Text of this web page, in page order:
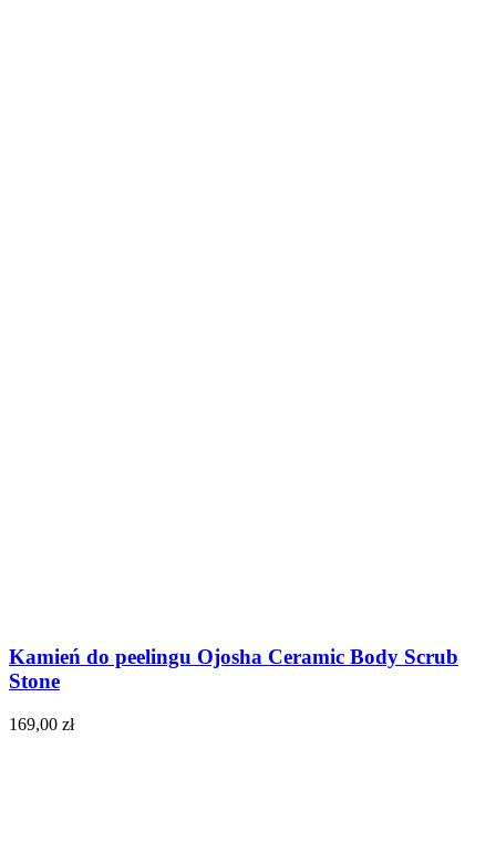
Kamień do peelingu Ojosha Ceramic Body Scrub
Stone
169,00 zł